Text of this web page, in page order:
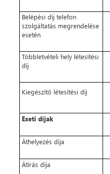
Belépési díj telefon
szolgáltatás megrendelése
esetén
Többletvételi hely létesítési
díj
Kiegészítő létesítési díj
Eseti díjak
Áthelyezés díja
Átírás díja